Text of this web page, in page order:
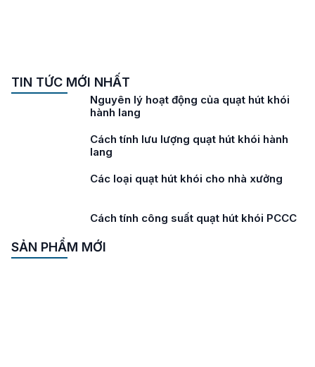
TIN TỨC MỚI NHẤT
Nguyên lý hoạt động của quạt hút khói
hành lang
Cách tính lưu lượng quạt hút khói hành
lang
Các loại quạt hút khói cho nhà xưởng
Cách tính công suất quạt hút khói PCCC
SẢN PHẨM MỚI